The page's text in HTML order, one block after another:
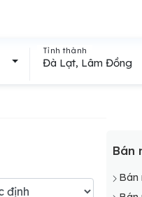
Bán
Bán
Tỉnh thành
Đà Lạt, Lâm Đồng